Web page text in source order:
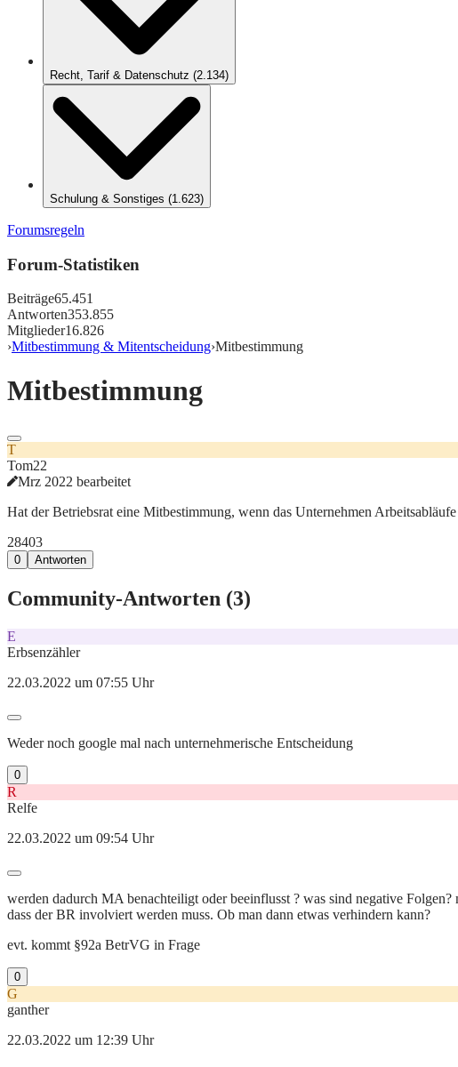
Recht, Tarif & Datenschutz (2.134)
Schulung & Sonstiges (1.623)
Forumsregeln
Forum-Statistiken
Beiträge65.451
Antworten353.855
Mitglieder16.826
›Mitbestimmung & Mitentscheidung›Mitbestimmung
Mitbestimmung
T
Tom22
Mrz 2022 bearbeitet
Hat der Betriebsrat eine Mitbestimmung, wenn das Unternehmen
28403
0 Antworten
Community-Antworten (3)
E
Erbsenzähler
22.03.2022 um 07:55 Uhr
Weder noch google mal nach unternehmerische Entscheidung
0
R
Relfe
22.03.2022 um 09:54 Uhr
werden dadurch MA benachteiligt oder beeinflusst ? was sind negative
dass der BR involviert werden muss. Ob man dann etwas verhindern kann?
evt. kommt §92a BetrVG in Frage
0
G
ganther
22.03.2022 um 12:39 Uhr